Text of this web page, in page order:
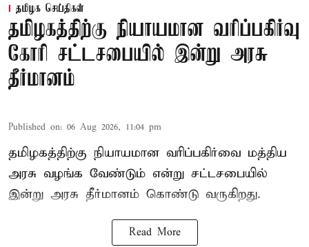
தமிழக செய்திகள்
தமிழகத்திற்கு நியாயமான வரிப்பகிர்வு
கோரி சட்டசபையில் இன்று அரசு
தீர்மானம்
Published on: 06 Aug 2026, 11:04 pm
தமிழகத்திற்கு நியாயமான வரிப்பகிர்வை மத்திய
அரசு வழங்க வேண்டும் என்று சட்டசபையில்
இன்று அரசு தீர்மானம் கொண்டு வருகிறது.
Read More